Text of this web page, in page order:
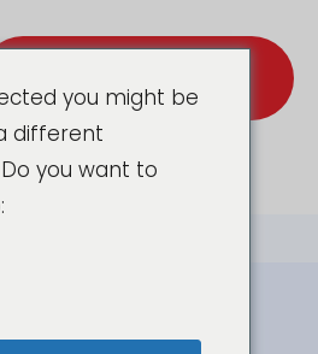
ons op
you might be
different
you want to